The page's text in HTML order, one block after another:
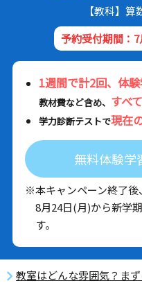
【教科】
予約受付期間：
1週間で計2回、体
教材費など含め、 すべ
学力診断テストで現在
無料体験学
※本キャンペーン終了後、
8月24日(月)から新学
す。
教室はどんな雰囲気？ま